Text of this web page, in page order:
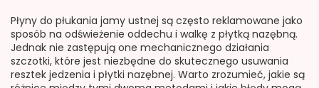
Płyny do płukania jamy ustnej są często reklamowane jako
sposób na odświeżenie oddechu i walkę z płytką nazębną.
Jednak nie zastępują one mechanicznego działania
szczotki, które jest niezbędne do skutecznego usuwania
resztek jedzenia i płytki nazębnej. Warto zrozumieć, jakie są